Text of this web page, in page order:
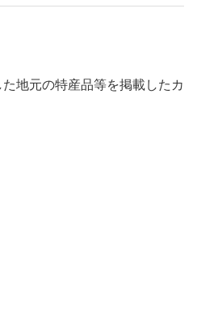
地元の特産品等を掲載したカ